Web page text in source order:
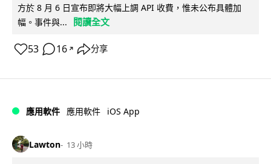
方於 8 月 6 日宣布即將大幅上調 API 收費，惟未公布具體加
幅。事件與...
閱讀全文
53 16 ↗ 分享
應用軟件 應用軟件 iOS App
Lawton 13 小時